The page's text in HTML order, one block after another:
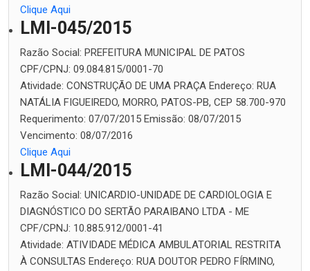
Clique Aqui
LMI-045/2015
Razão Social: PREFEITURA MUNICIPAL DE PATOS
CPF/CPNJ: 09.084.815/0001-70
Atividade: CONSTRUÇÃO DE UMA PRAÇA Endereço: RUA
NATÁLIA FIGUEIREDO, MORRO, PATOS-PB, CEP 58.700-970
Requerimento: 07/07/2015 Emissão: 08/07/2015
Vencimento: 08/07/2016
Clique Aqui
LMI-044/2015
Razão Social: UNICARDIO-UNIDADE DE CARDIOLOGIA E
DIAGNÓSTICO DO SERTÃO PARAIBANO LTDA - ME
CPF/CPNJ: 10.885.912/0001-41
Atividade: ATIVIDADE MÉDICA AMBULATORIAL RESTRITA
À CONSULTAS Endereço: RUA DOUTOR PEDRO FÍRMINO,